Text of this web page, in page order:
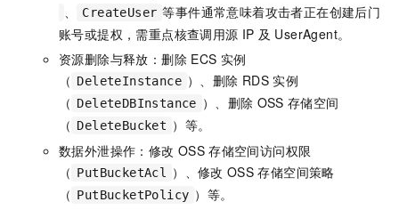
"Effect": "Deny",
"Action": [
"oss:DeleteBucket",
"oss:DeleteObject",
"oss:PutBucketAcl"
"oss:PutBucketPolicy"
] ,
"Resource"
"*"
},
、 CreateUser 等事件通常意味着攻击者正在创建后门
账号或提权，需重点核查调用源 IP 及 UserAgent。
资源删除与释放：删除 ECS 实例
（ DeleteInstance ）、删除 RDS 实例
（ DeleteDBInstance ）、删除 OSS 存储空间
（ DeleteBucket ）等。
数据外泄操作：修改 OSS 存储空间访问权限
（ PutBucketAcl ）、修改 OSS 存储空间策略
（ PutBucketPolicy ）等。